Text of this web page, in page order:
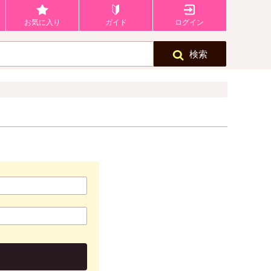
お気に入り ガイド ログイン
検索